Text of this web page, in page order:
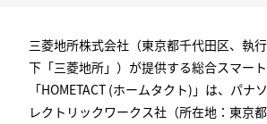
三菱地所株式会社（東京都千代田区、執
下「三菱地所」）が提供する総合スマー
「HOMETACT (ホームタクト)」は、パナ
レクトリックワークス社（所在地：東京